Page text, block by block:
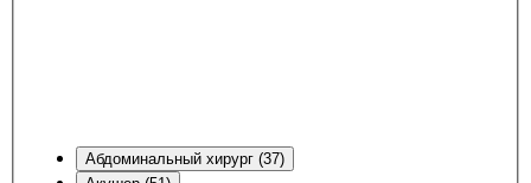
Абдоминальный хирург (37)